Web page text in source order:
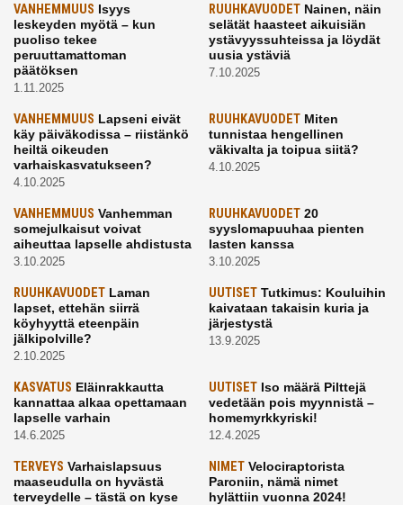
VANHEMMUUS Isyys
leskeyden myötä – kun
puoliso tekee
peruuttamattoman
päätöksen
1.11.2025
RUUHKAVUODETNainen, näin
selätät haasteet aikuisiän
ystävyyssuhteissa ja löydät
uusia ystäviä
7.10.2025
VANHEMMUUS Lapseni eivät
käy päiväkodissa – riistänkö
heiltä oikeuden
varhaiskasvatukseen?
4.10.2025
RUUHKAVUODETMiten
tunnistaa hengellinen
väkivalta ja toipua siitä?
4.10.2025
VANHEMMUUS Vanhemman
somejulkaisut voivat
aiheuttaa lapselle ahdistusta
3.10.2025
RUUHKAVUODET20
syyslomapuuhaa pienten
lasten kanssa
3.10.2025
RUUHKAVUODET Laman
lapset, ettehän siirrä
köyhyyttä eteenpäin
jälkipolville?
2.10.2025
UUTISETTutkimus: Kouluihin
kaivataan takaisin kuria ja
järjestystä
13.9.2025
KASVATUS Eläinrakkautta
kannattaa alkaa opettamaan
lapselle varhain
14.6.2025
UUTISETIso määrä Pilttejä
vedetään pois myynnistä –
homemyrkkyriski!
12.4.2025
TERVEYS Varhaislapsuus
maaseudulla on hyvästä
terveydelle – tästä on kyse
NIMETVelociraptorista
Paroniin, nämä nimet
hylättiin vuonna 2024!